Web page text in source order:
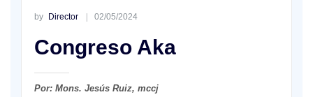
by Director 02/05/2024
Congreso Aka
Por: Mons. Jesús Ruiz, mccj